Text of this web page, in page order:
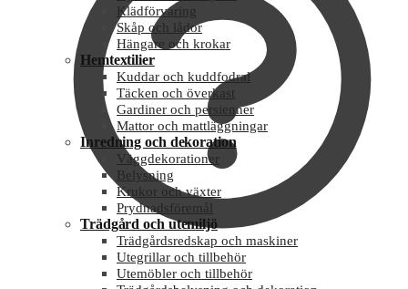
Klädförvaring
Skåp och lådor
Hängare och krokar
Hemtextilier
Kuddar och kuddfodral
Täcken och överkast
Gardiner och persienner
Mattor och mattläggningar
Inredning och dekoration
Väggdekorationer
Belysning
Krukor och växter
Prydnadsföremål
Trädgård och utemiljö
Trädgårdsredskap och maskiner
Utegrillar och tillbehör
Utemöbler och tillbehör